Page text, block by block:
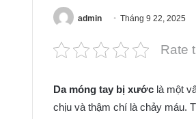
admin Tháng 9 22, 2025
Rate
Da móng tay bị xước là một
chịu và thậm chí là chảy máu.